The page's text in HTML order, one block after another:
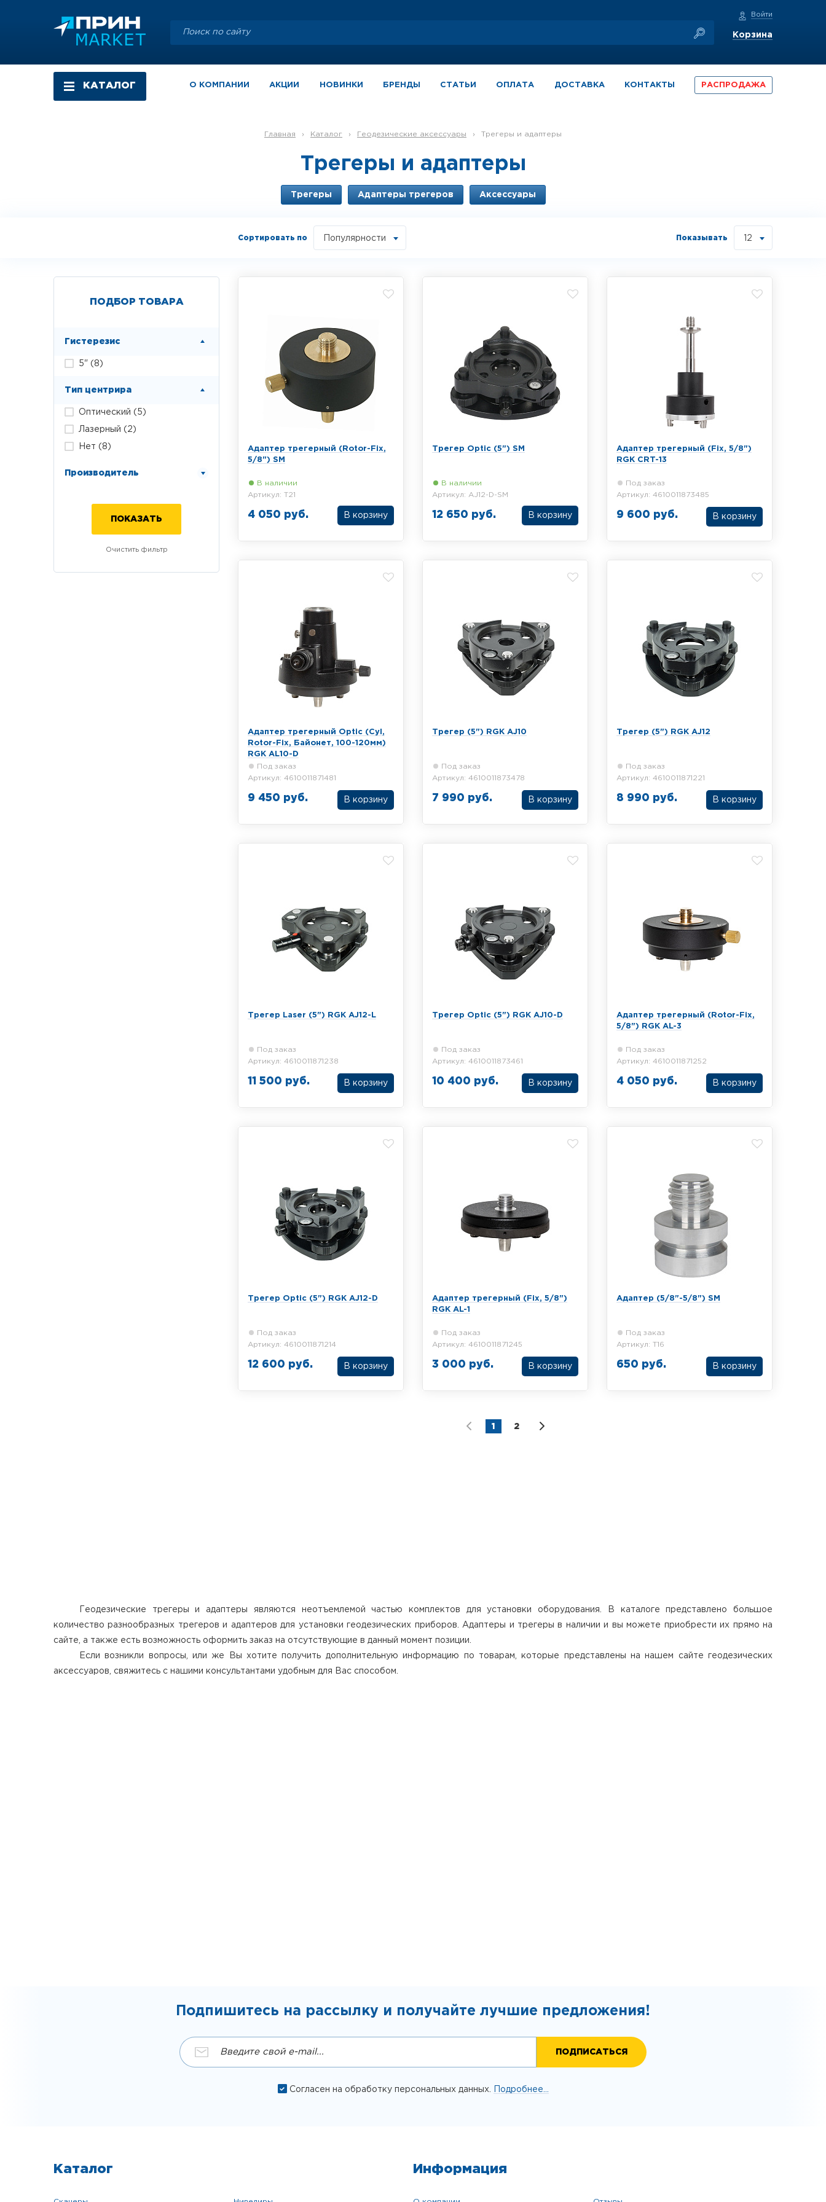
Корзина
Войти
КАТАЛОГ О КОМПАНИИ АКЦИИ НОВИНКИ БРЕНДЫ СТАТЬИ ОПЛАТА ДОСТАВКА КОНТАКТЫ РАСПРОДАЖА
Главная › Каталог › Геодезические аксессуары › Трегеры и адаптеры
Трегеры и адаптеры
Трегеры Адаптеры трегеров Аксессуары
Сортировать по Популярности Показывать 12
ПОДБОР ТОВАРА
Гистерезис
5" ( 8 )
Тип центрира
Оптический ( 5 )
Лазерный ( 2 )
Нет ( 8 )
Производитель
Адаптер трегерный (Rotor-Fix,
5/8") SМ
В наличии
Артикул: T21
4 050 руб.
Трегер Optic (5") SM
В наличии
Артикул: AJ12-D-SM
12 650 руб.
Адаптер трегерный (Fix, 5/8")
RGK CRT-13
Под заказ
Артикул: 4610011873485
9 600 руб. В корзину
Адаптер трегерный Optic (Cyl,
Rotor-Fix, Байонет, 100-120мм)
RGK AL10-D
Под заказ
Артикул: 4610011871481
9 450 руб. В корзину
Трегер (5") RGK AJ10
Под заказ
Артикул: 4610011873478
7 990 руб. В корзину
Трегер (5") RGK AJ12
Под заказ
Артикул: 4610011871221
8 990 руб. В корзину
Трегер Laser (5") RGK AJ12-L
Под заказ
Артикул: 4610011871238
11 500 руб. В корзину
Трегер Optic (5") RGK AJ10-D
Под заказ
Артикул: 4610011873461
10 400 руб. В корзину
Адаптер трегерный (Rotor-Fix,
5/8") RGK AL-3
Под заказ
Артикул: 4610011871252
4 050 руб. В корзину
Трегер Optic (5") RGK AJ12-D
Под заказ
Артикул: 4610011871214
12 600 руб. В корзину
Адаптер трегерный (Fix, 5/8")
RGK AL-1
Под заказ
Артикул: 4610011871245
3 000 руб. В корзину
Адаптер (5/8"-5/8") SM
Под заказ
Артикул: T16
650 руб. В корзину
1 2
Геодезические трегеры и адаптеры являются неотъемлемой частью комплектов для установки оборудования. В каталоге представлено большое
количество разнообразных трегеров и адаптеров для установки геодезических приборов. Адаптеры и трегеры в наличии и вы можете приобрести их прямо на
сайте, а также есть возможность оформить заказ на отсутствующие в данный момент позиции.
Если возникли вопросы, или же Вы хотите получить дополнительную информацию по товарам, которые представлены на нашем сайте геодезических
аксессуаров, свяжитесь с нашими консультантами удобным для Вас способом.
Подпишитесь на рассылку и получайте лучшие предложения!
Согласен на обработку персональных данных. Подробнее...
Каталог Информация